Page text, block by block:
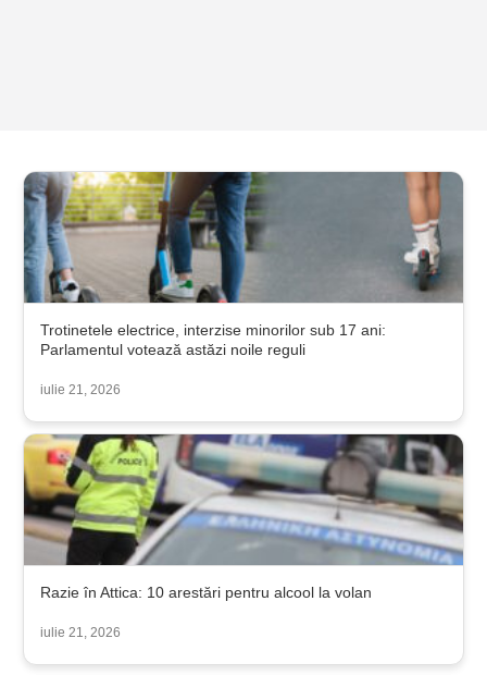
Trotinetele electrice, interzise minorilor sub 17 ani:
Parlamentul votează astăzi noile reguli
iulie 21, 2026
Razie în Attica: 10 arestări pentru alcool la volan
iulie 21, 2026